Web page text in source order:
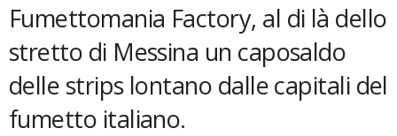
Fumettomania Factory, al di là dello
stretto di Messina un caposaldo
delle strips lontano dalle capitali del
fumetto italiano.